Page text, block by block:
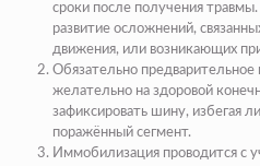
сроки после получения
развитие осложнений,
движения, или возникающих
Обязательно
желательно на здоровой
зафиксировать шину, избегая
поражённый сегмент.
Иммобилизация проводится с